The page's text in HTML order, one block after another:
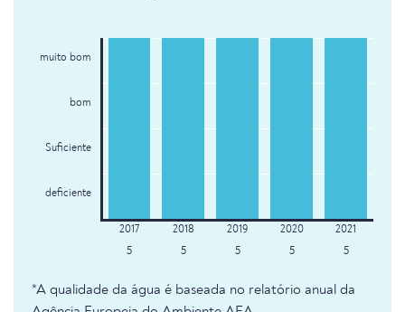
muito bom
bom
Suficiente
deficiente
5 5 5 5 5
*A qualidade da água é baseada no relatório anual da